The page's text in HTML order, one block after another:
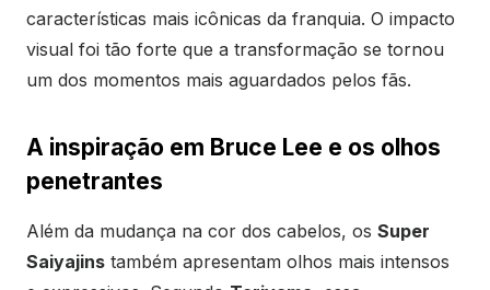
características mais icônicas da franquia. O impacto
visual foi tão forte que a transformação se tornou
um dos momentos mais aguardados pelos fãs.
A inspiração em Bruce Lee e os olhos
penetrantes
Além da mudança na cor dos cabelos, os Super
Saiyajins também apresentam olhos mais intensos